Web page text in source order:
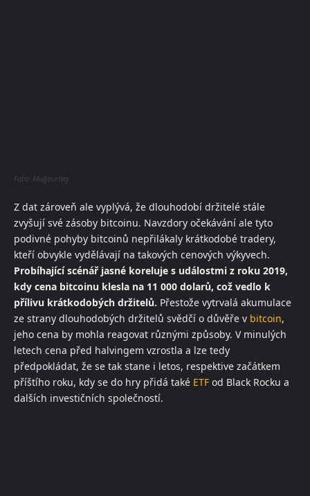
Foto: Midjourney
Z dat zároveň ale vyplývá, že dlouhodobí držitelé stále
zvyšují své zásoby bitcoinu. Navzdory očekávání ale tyto
podivné pohyby bitcoinů nepřilákaly krátkodobé tradery,
kteří obvykle vydělávají na takových cenových výkyvech.
Probíhající scénář jasné koreluje s událostmi z roku 2019,
kdy cena bitcoinu klesla na 11 000 dolarů, což vedlo k
přílivu krátkodobých držitelů. Přestože vytrvalá akumulace
ze strany dlouhodobých držitelů svědčí o důvěře v bitcoin,
jeho cena by mohla reagovat různými způsoby. V minulých
letech cena před halvingem vzrostla a lze tedy
předpokládat, že se tak stane i letos, respektive začátkem
příštího roku, kdy se do hry přidá také ETF od Black Rocku a
dalších investičních společností.